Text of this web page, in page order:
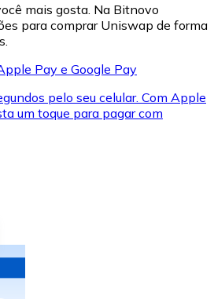
com dinheiro e outros
mais gosta. Na Bitnovo
para comprar Uniswap de forma
Pay e Google Pay
pelo seu celular. Com Apple
um toque para pagar com